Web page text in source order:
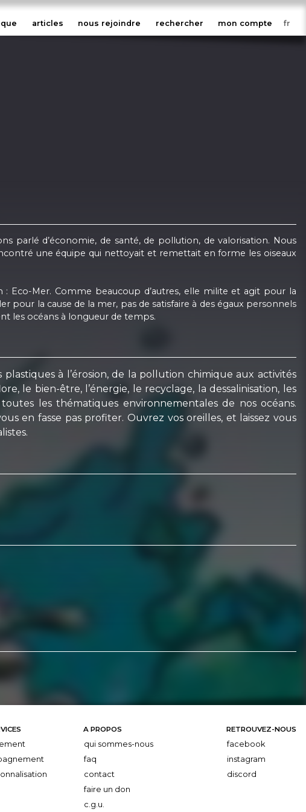
articles nous rejoindre rechercher mon compte
parlé d’économie, de santé, de pollution, de valorisation. Nous
une équipe qui nettoyait et remettait en forme les oiseaux
Eco-Mer. Comme beaucoup d’autres, elle milite et agit pour la
pour la cause de la mer, pas de satisfaire à des égaux personnels
les océans à longueur de temps.
à l’érosion, de la pollution chimique aux activités
le bien-être, l’énergie, le recyclage, la dessalinisation, les
les thématiques environnementales de nos océans.
en fasse pas profiter. Ouvrez vos oreilles, et laissez vous
A PROPOS
qui sommes-nous
faq
contact
faire un don
c.g.u.
RETROUVEZ-NOUS
facebook
instagram
discord